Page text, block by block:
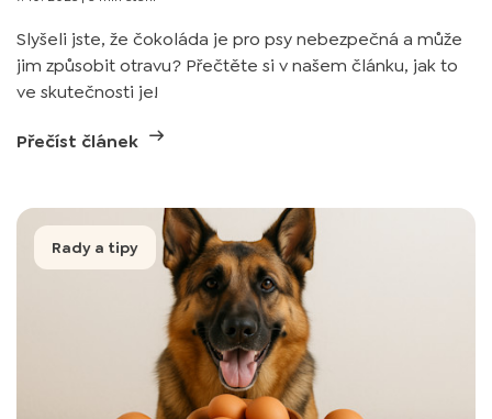
Slyšeli jste, že čokoláda je pro psy nebezpečná a může
jim způsobit otravu? Přečtěte si v našem článku, jak to
ve skutečnosti je!
Přečíst článek
Rady a tipy